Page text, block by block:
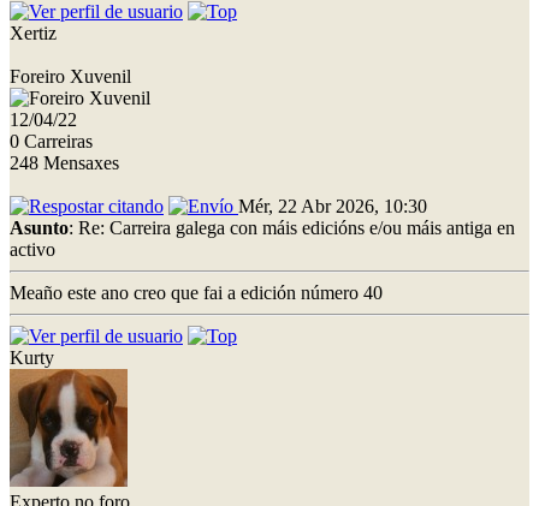
Xertiz
Foreiro Xuvenil
12/04/22
0 Carreiras
248 Mensaxes
Mér, 22 Abr 2026, 10:30
Asunto: Re: Carreira galega con máis edicións e/ou máis antiga en
activo
Meaño este ano creo que fai a edición número 40
Kurty
Experto no foro